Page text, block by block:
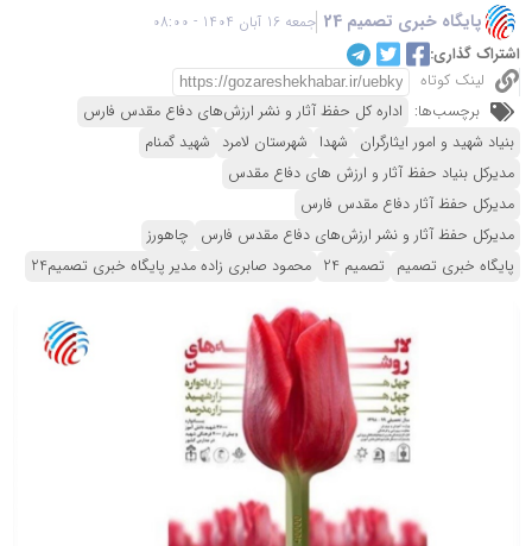
پایگاه خبری تصمیم 24 جمعه 16 آبان 1404 - 08:00
اشتراک گذاری:
لینک کوتاه
برچسب‌ها: اداره کل حفظ آثار و نشر ارزش‌های دفاع مقدس فارس
بنیاد شهید و امور ایثارگران شهدا شهرستان لامرد شهید گمنام
مدیرکل بنیاد حفظ آثار و ارزش های دفاع مقدس
مدیرکل حفظ آثار دفاع مقدس فارس
مدیرکل حفظ آثار و نشر ارزش‌های دفاع مقدس فارس چاهورز
پایگاه خبری تصمیم تصمیم 24 محمود صابری زاده مدیر پایگاه خبری تصمیم24